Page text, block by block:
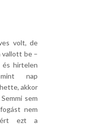
volt, de
vallott be –
és hirtelen
nap
akkor
sem
nem
ezt a